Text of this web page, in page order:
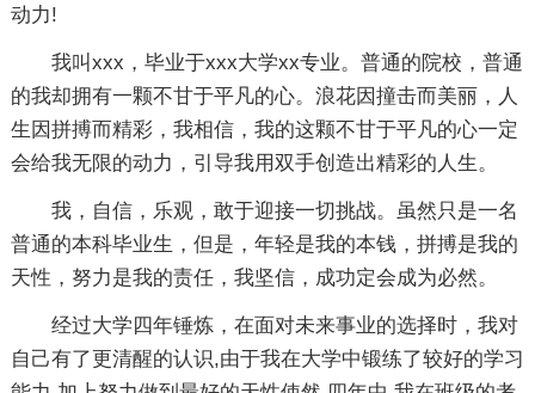
动力!
我叫xxx，毕业于xxx大学xx专业。普通的院校，普通
的我却拥有一颗不甘于平凡的心。浪花因撞击而美丽，人
生因拼搏而精彩，我相信，我的这颗不甘于平凡的心一定
会给我无限的动力，引导我用双手创造出精彩的人生。
我，自信，乐观，敢于迎接一切挑战。虽然只是一名
普通的本科毕业生，但是，年轻是我的本钱，拼搏是我的
天性，努力是我的责任，我坚信，成功定会成为必然。
经过大学四年锤炼，在面对未来事业的选择时，我对
自己有了更清醒的认识,由于我在大学中锻练了较好的学习